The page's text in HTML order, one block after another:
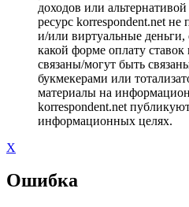
доходов или
ресурс korrespondent.net
и/или виртуальные
какой форме оплату
связаны/могут быть
букмекерами или
материалы на
korrespondent.net
информационных целях.
X
Ошибка